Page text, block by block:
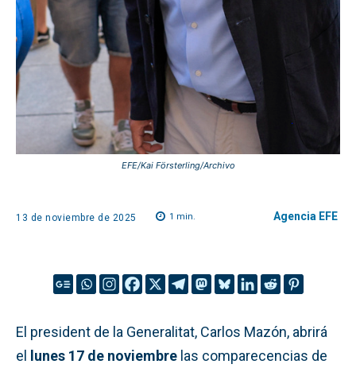
EFE/Kai Försterling/Archivo
13 de noviembre de 2025 1 min. Agencia EFE
El president de la Generalitat, Carlos Mazón, abrirá
el lunes 17 de noviembre las comparecencias de